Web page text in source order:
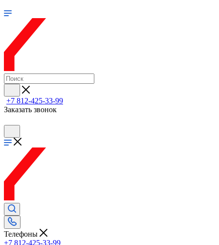
+7 812-425-33-99
Заказать звонок
Телефоны
+7 812-425-33-99